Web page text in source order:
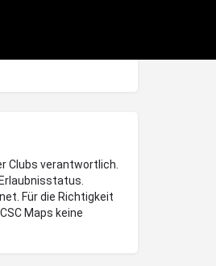
Clubs verantwortlich.
Für die Richtigkeit
Maps keine